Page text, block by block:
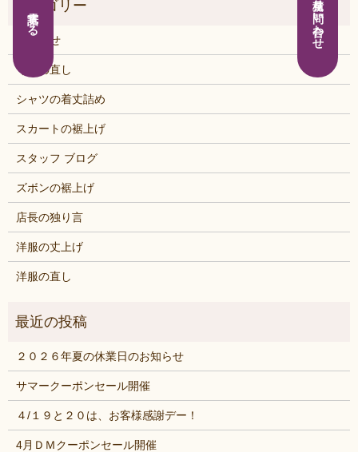
お知らせ
くつの直し
シャツの着丈詰め
スカートの裾上げ
スタッフ ブログ
ズボンの裾上げ
店長の独り言
洋服の丈上げ
洋服の直し
２０２６年夏の休業日のお知らせ
サマークーポンセール開催
４/１９と２０は、お客様感謝デー！
4月ＤＭクーポンセール開催
電話する 見積り問い合わせ